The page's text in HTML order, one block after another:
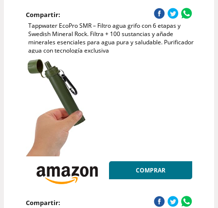
Compartir:
Tappwater EcoPro SMR – Filtro agua grifo con 6 etapas y
Swedish Mineral Rock. Filtra + 100 sustancias y añade
minerales esenciales para agua pura y saludable. Purificador
agua con tecnología exclusiva
COMPRAR
Compartir: